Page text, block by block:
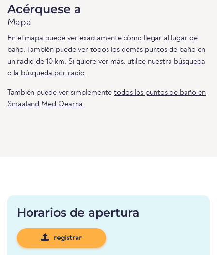
Acérquese a
Mapa
En el mapa puede ver exactamente cómo llegar al lugar de
baño. También puede ver todos los demás puntos de baño en
un radio de 10 km. Si quiere ver más, utilice nuestra búsqueda
o la búsqueda por radio.
También puede ver simplemente todos los puntos de baño en
Smaaland Med Oearna.
Horarios de apertura
registrar